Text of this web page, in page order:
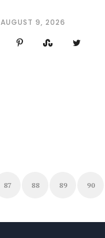
AUGUST 9, 2026
87 88 89 90